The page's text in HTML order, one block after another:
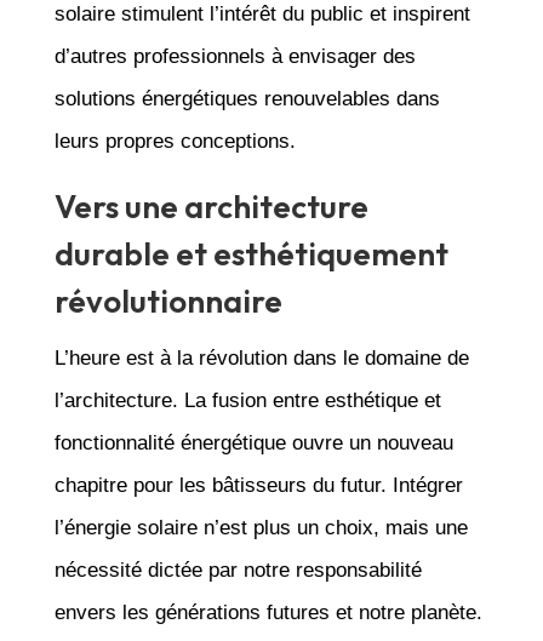
solaire stimulent l’intérêt du public et inspirent
d’autres professionnels à envisager des
solutions énergétiques renouvelables dans
leurs propres conceptions.
Vers une architecture
durable et esthétiquement
révolutionnaire
L’heure est à la révolution dans le domaine de
l’architecture. La fusion entre esthétique et
fonctionnalité énergétique ouvre un nouveau
chapitre pour les bâtisseurs du futur. Intégrer
l’énergie solaire n’est plus un choix, mais une
nécessité dictée par notre responsabilité
envers les générations futures et notre planète.